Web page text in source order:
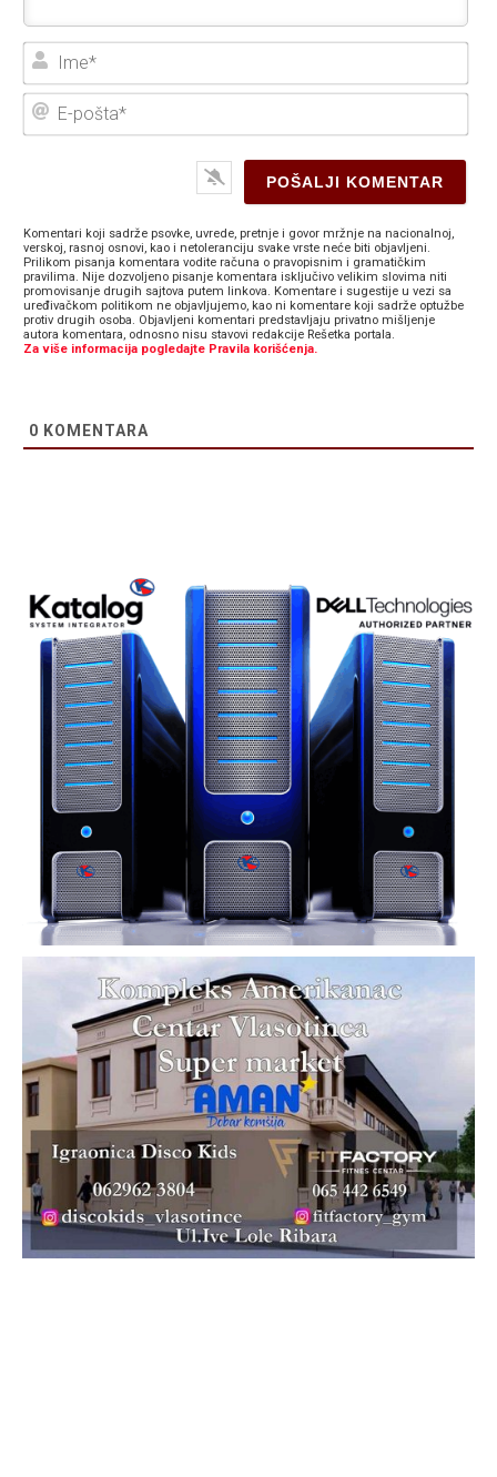
E-
Komentari koji sadrže psovke, uvrede, pretnje i govor mržnje na nacionalnoj,
verskoj, rasnoj osnovi, kao i netoleranciju svake vrste neće biti objavljeni.
Prilikom pisanja komentara vodite računa o pravopisnim i gramatičkim
pravilima. Nije dozvoljeno pisanje komentara isključivo velikim slovima niti
promovisanje drugih sajtova putem linkova. Komentare i sugestije u vezi sa
uređivačkom politikom ne objavljujemo, kao ni komentare koji sadrže optužbe
protiv drugih osoba. Objavljeni komentari predstavljaju privatno mišljenje
autora komentara, odnosno nisu stavovi redakcije Rešetka portala.
Za više informacija pogledajte Pravila korišćenja.
0 KOMENTARA